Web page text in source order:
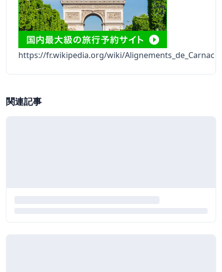
https://fr.wikipedia.org/wiki/Alignements_de_Carnac
関連記事